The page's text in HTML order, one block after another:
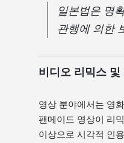
일본법은 명
관행에 의한
비디오 리믹스 및
영상 분야에서는 영
팬메이드 영상이 리
이상으로 시각적 인